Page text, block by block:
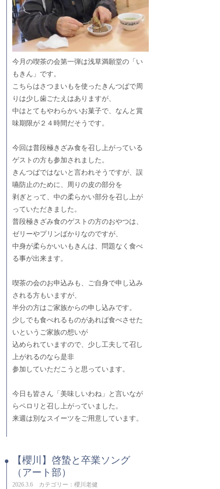
今月の喫茶の会第一弾は浅草満願堂の「い
もきん」です。
こちらはさつまいもを使ったきんつばで周
りは少し歯ごたえはありますが、
中はとてもやわらかいお菓子で、なんと賞
味期限が２４時間だそうです。
今回は普段極きざみ食を召し上がっている
ゲストの方も参加されました。
きんつばではないと言われそうですが、誤
嚥防止のために、周りの皮の部分を
剥ぎとって、中の柔らかい部分を召し上が
っていただきました。
普段極きざみ食のゲストの方のおやつは、
ゼリーやプリンばかりなのですが、
中身が柔らかいいもきんは、問題なく食べ
る事が出来ます。
喫茶の会のお申込みも、ご自身で申し込み
される方もいますが、
半分の方はご家族からの申し込みです。
少しでも食べれるものがあれば食べさせた
いというご家族の想いが
込められていますので、少し工夫して召し
上がれるのなら是非
参加していただこうと思っています。
今日も皆さん「美味しいわね」と言いなが
らペロリと召し上がっていました。
来週は別なスイーツをご用意しています。
【櫻川】啓蟄と卒業ソング
（アート部）
2026.3.6 カテゴリー：櫻川老健